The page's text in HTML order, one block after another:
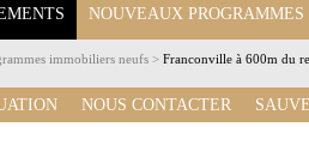
NOUVEAUX PROGRAMMES
immobiliers neufs > Franconville à 600m du
NOUS CONTACTER